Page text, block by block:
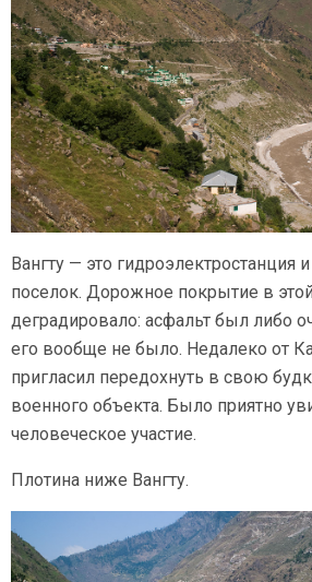
Вангту — это
поселок. Дорожное покрытие в
деградировало: асфальт был либо
его вообще не было. Недалеко от
пригласил передохнуть в свою
военного объекта. Было приятно
человеческое участие.
Плотина ниже Вангту.